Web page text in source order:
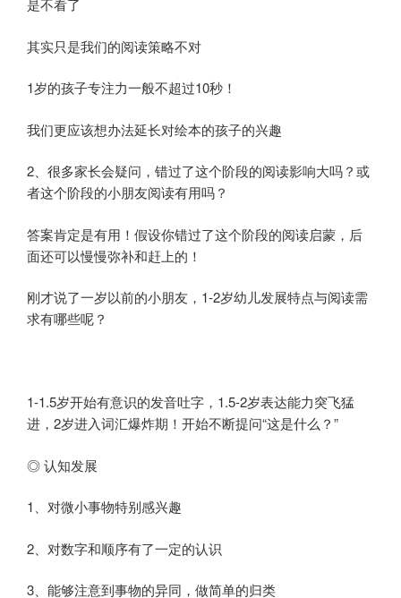
是不看了
其实只是我们的阅读策略不对
1岁的孩子专注力一般不超过10秒！
我们更应该想办法延长对绘本的孩子的兴趣
2、很多家长会疑问，错过了这个阶段的阅读影响大吗？或
者这个阶段的小朋友阅读有用吗？
答案肯定是有用！假设你错过了这个阶段的阅读启蒙，后
面还可以慢慢弥补和赶上的！
刚才说了一岁以前的小朋友，1-2岁幼儿发展特点与阅读需
求有哪些呢？
1-1.5岁开始有意识的发音吐字，1.5-2岁表达能力突飞猛
进，2岁进入词汇爆炸期！开始不断提问“这是什么？”
◎ 认知发展
1、对微小事物特别感兴趣
2、对数字和顺序有了一定的认识
3、能够注意到事物的异同，做简单的归类